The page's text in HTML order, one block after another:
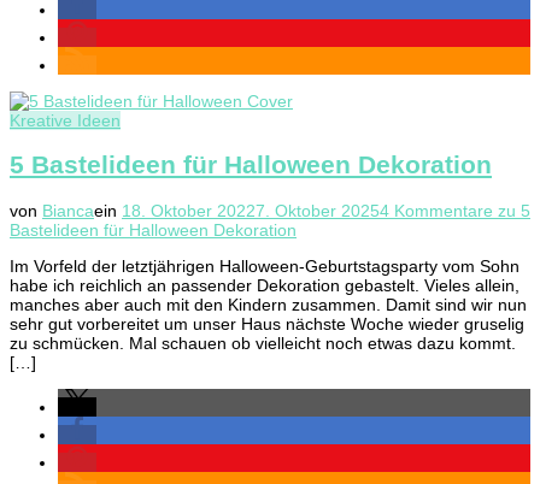
Kreative Ideen
5 Bastelideen für Halloween Dekoration
von Biancaein 18. Oktober 20227. Oktober 20254 Kommentare zu 5
Bastelideen für Halloween Dekoration
Im Vorfeld der letztjährigen Halloween-Geburtstagsparty vom Sohn
habe ich reichlich an passender Dekoration gebastelt. Vieles allein,
manches aber auch mit den Kindern zusammen. Damit sind wir nun
sehr gut vorbereitet um unser Haus nächste Woche wieder gruselig
zu schmücken. Mal schauen ob vielleicht noch etwas dazu kommt.
[…]